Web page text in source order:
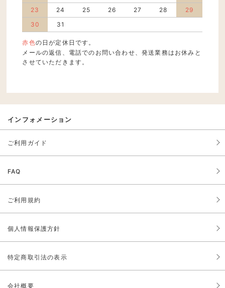
23
24 25 26 27 28
29
30
31
赤色の日が定休日です。
メールの返信、電話でのお問い合わせ、発送業務はお休みと
させていただきます。
インフォメーション
ご利用ガイド
FAQ
ご利用規約
個人情報保護方針
特定商取引法の表示
会社概要